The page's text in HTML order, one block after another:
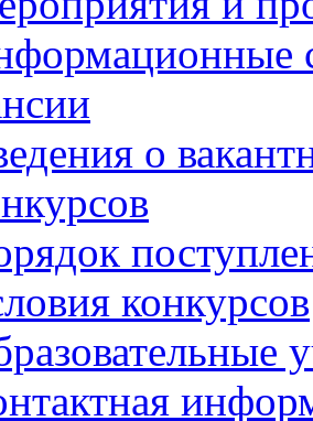
о
конкурсов